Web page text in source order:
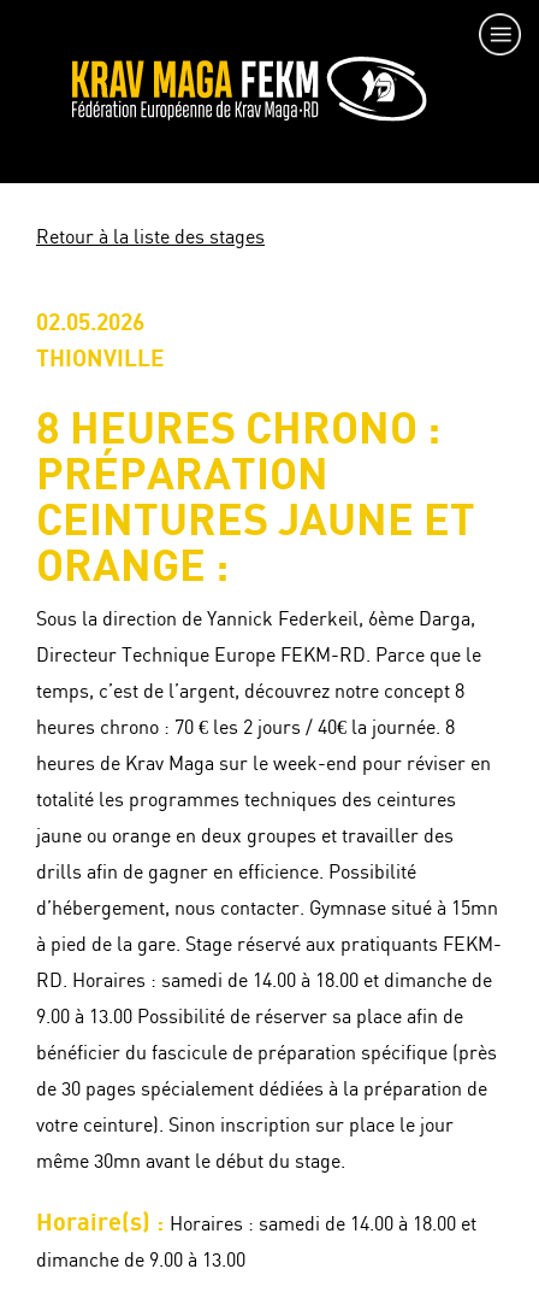
Retour à la liste des stages
02.05.2026
THIONVILLE
8 HEURES CHRONO :
PRÉPARATION
CEINTURES JAUNE ET
ORANGE :
Sous la direction de Yannick Federkeil, 6ème Darga,
Directeur Technique Europe FEKM-RD. Parce que le
temps, c’est de l’argent, découvrez notre concept 8
heures chrono : 70 € les 2 jours / 40€ la journée. 8
heures de Krav Maga sur le week-end pour réviser en
totalité les programmes techniques des ceintures
jaune ou orange en deux groupes et travailler des
drills afin de gagner en efficience. Possibilité
d’hébergement, nous contacter. Gymnase situé à 15mn
à pied de la gare. Stage réservé aux pratiquants FEKM-
RD. Horaires : samedi de 14.00 à 18.00 et dimanche de
9.00 à 13.00 Possibilité de réserver sa place afin de
bénéficier du fascicule de préparation spécifique (près
de 30 pages spécialement dédiées à la préparation de
votre ceinture). Sinon inscription sur place le jour
même 30mn avant le début du stage.
Horaire(s) : Horaires : samedi de 14.00 à 18.00 et
dimanche de 9.00 à 13.00